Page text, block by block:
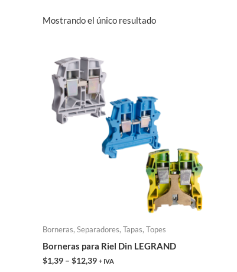
Mostrando el único resultado
Borneras, Separadores, Tapas, Topes
Borneras para Riel Din LEGRAND
$1,39 – $12,39 + IVA
múltiples
variantes.
Las
opciones
se
pueden
elegir
la
página